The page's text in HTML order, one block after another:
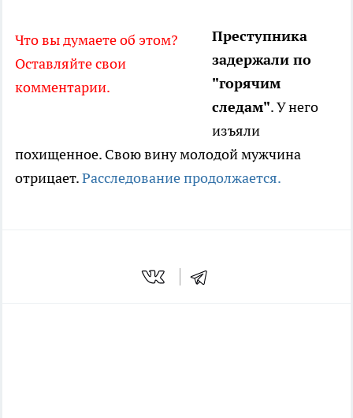
Что вы думаете об этом?
Оставляйте свои
комментарии.
Преступника
задержали по
"горячим
следам". У него
изъяли
похищенное. Свою вину молодой мужчина
отрицает.Расследование продолжается.